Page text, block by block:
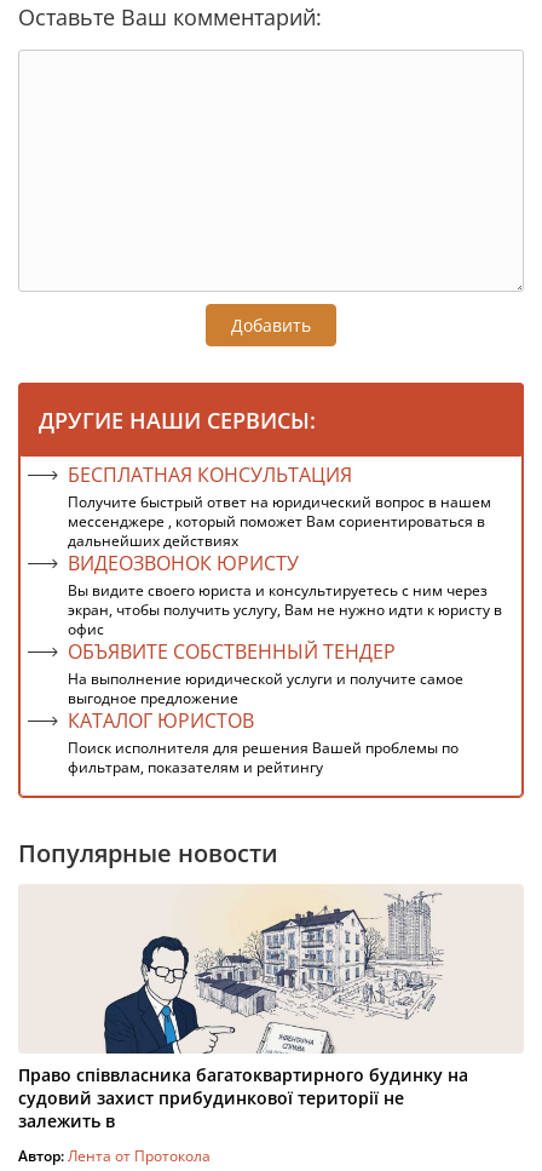
Оставьте Ваш комментарий:
Добавить
ДРУГИЕ НАШИ СЕРВИСЫ:
БЕСПЛАТНАЯ КОНСУЛЬТАЦИЯ
Получите быстрый ответ на юридический вопрос в нашем
мессенджере , который поможет Вам сориентироваться в
дальнейших действиях
ВИДЕОЗВОНОК ЮРИСТУ
Вы видите своего юриста и консультируетесь с ним через
экран, чтобы получить услугу, Вам не нужно идти к юристу в
офис
ОБЪЯВИТЕ СОБСТВЕННЫЙ ТЕНДЕР
На выполнение юридической услуги и получите самое
выгодное предложение
КАТАЛОГ ЮРИСТОВ
Поиск исполнителя для решения Вашей проблемы по
фильтрам, показателям и рейтингу
Популярные новости
Право співвласника багатоквартирного будинку на
судовий захист прибудинкової території не
залежить в
Автор:Лента от Протокола